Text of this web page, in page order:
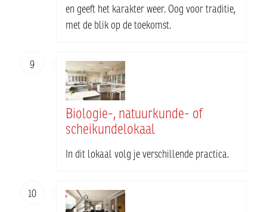
en geeft het karakter weer. Oog voor traditie,
met de blik op de toekomst.
9
Biologie-, natuurkunde- of
scheikundelokaal
In dit lokaal volg je verschillende practica.
10